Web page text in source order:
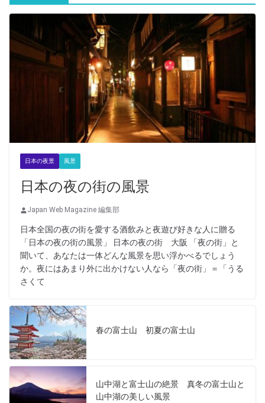
日本の夜景 風景
日本の夜の街の風景
Japan Web Magazine 編集部
日本全国の夜の街を愛する酒飲みと夜遊び好きな人に贈る
「日本の夜の街の風景」 日本の夜の街 大阪 「夜の街」と
聞いて、あなたは一体どんな風景を思い浮かべるでしょう
か。夜にはあまり外に出かけない人なら「夜の街」＝「うる
さくて
春の富士山 初夏の富士山
山中湖と富士山の絶景 真冬の富士山と
山中湖の美しい風景